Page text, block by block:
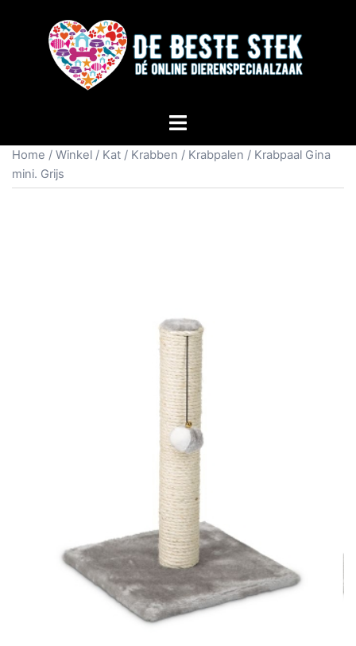
Home / Winkel / Kat / Krabben / Krabpalen / Krabpaal Gina
mini. Grijs